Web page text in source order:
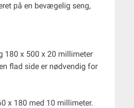
på en bevægelig seng,
180 x 500 x 20 millimeter
flad side er nødvendig for
x 180 med 10 millimeter.